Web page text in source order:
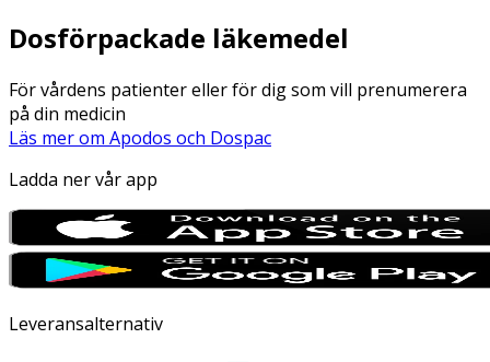
Dosförpackade läkemedel
För vårdens patienter eller för dig som vill prenumerera
på din medicin
Läs mer om Apodos och Dospac
Ladda ner vår app
Leveransalternativ